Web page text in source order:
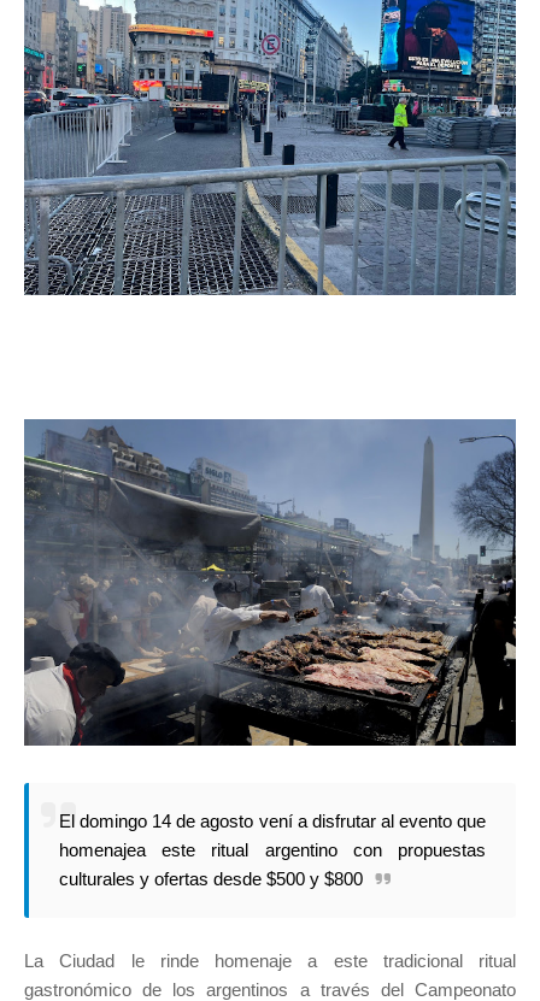
El domingo 14 de agosto vení a disfrutar al evento que
homenajea este ritual argentino con propuestas
culturales y ofertas desde $500 y $800
La Ciudad le rinde homenaje a este tradicional ritual
gastronómico de los argentinos a través del Campeonato